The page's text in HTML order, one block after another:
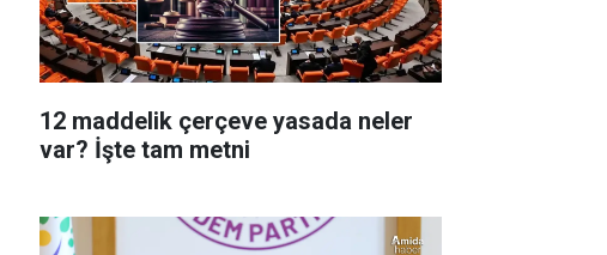
12 maddelik çerçeve yasada neler
var? İşte tam metni